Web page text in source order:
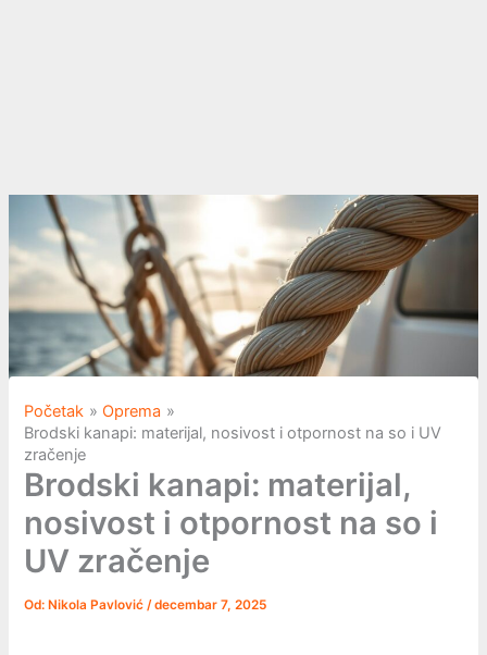
Početak
Oprema
Brodski kanapi: materijal, nosivost i otpornost na so i UV
zračenje
Brodski kanapi: materijal,
nosivost i otpornost na so i
UV zračenje
Od: Nikola Pavlović/decembar 7, 2025